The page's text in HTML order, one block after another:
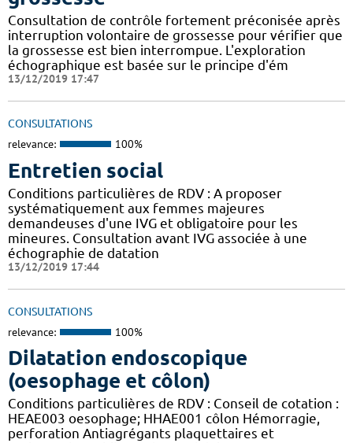
Consultation de contrôle fortement préconisée après
interruption volontaire de grossesse pour vérifier que
la grossesse est bien interrompue. L'exploration
échographique est basée sur le principe d'ém
13/12/2019 17:47
CONSULTATIONS
relevance: 100%
Entretien social
Conditions particulières de RDV : A proposer
systématiquement aux femmes majeures
demandeuses d'une IVG et obligatoire pour les
mineures. Consultation avant IVG associée à une
échographie de datation
13/12/2019 17:44
CONSULTATIONS
relevance: 100%
Dilatation endoscopique
(oesophage et côlon)
Conditions particulières de RDV : Conseil de cotation :
HEAE003 oesophage; HHAE001 côlon Hémorragie,
perforation Antiagrégants plaquettaires et